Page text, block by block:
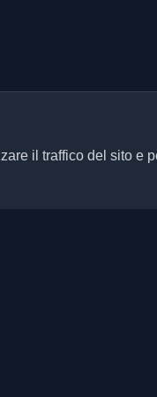
il traffico del sito e